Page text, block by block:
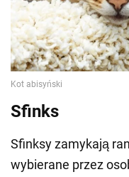
Sfinks
Sfinksy zamykają
wybierane przez